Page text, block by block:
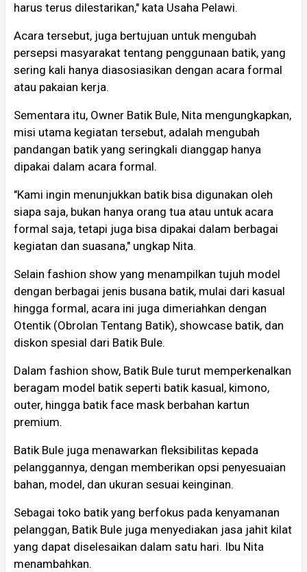
harus terus dilestarikan," kata Usaha Pelawi.
Acara tersebut, juga bertujuan untuk mengubah
persepsi masyarakat tentang penggunaan batik, yang
sering kali hanya diasosiasikan dengan acara formal
atau pakaian kerja.
Sementara itu, Owner Batik Bule, Nita mengungkapkan,
misi utama kegiatan tersebut, adalah mengubah
pandangan batik yang seringkali dianggap hanya
dipakai dalam acara formal.
"Kami ingin menunjukkan batik bisa digunakan oleh
siapa saja, bukan hanya orang tua atau untuk acara
formal saja, tetapi juga bisa dipakai dalam berbagai
kegiatan dan suasana," ungkap Nita.
Selain fashion show yang menampilkan tujuh model
dengan berbagai jenis busana batik, mulai dari kasual
hingga formal, acara ini juga dimeriahkan dengan
Otentik (Obrolan Tentang Batik), showcase batik, dan
diskon spesial dari Batik Bule.
Dalam fashion show, Batik Bule turut memperkenalkan
beragam model batik seperti batik kasual, kimono,
outer, hingga batik face mask berbahan kartun
premium.
Batik Bule juga menawarkan fleksibilitas kepada
pelanggannya, dengan memberikan opsi penyesuaian
bahan, model, dan ukuran sesuai keinginan.
Sebagai toko batik yang berfokus pada kenyamanan
pelanggan, Batik Bule juga menyediakan jasa jahit kilat
yang dapat diselesaikan dalam satu hari. Ibu Nita
menambahkan.